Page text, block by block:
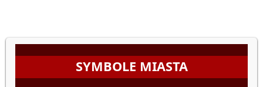
SYMBOLE MIASTA